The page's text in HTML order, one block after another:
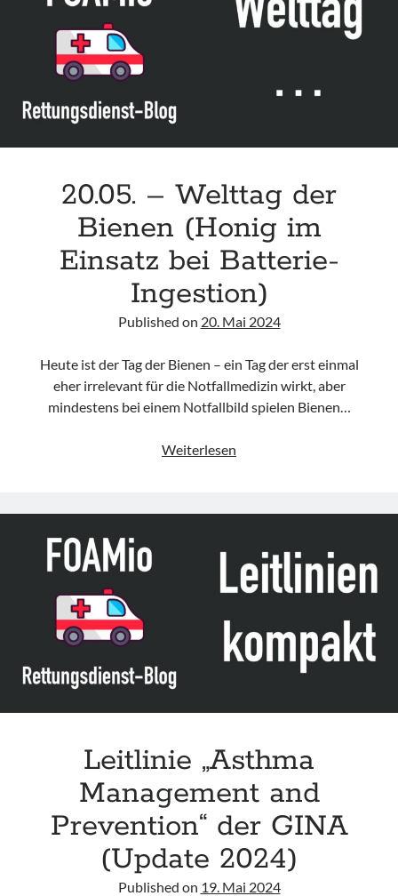
children“
des
20.05. – Welttag der
Bienen (Honig im
Einsatz bei Batterie-
Ingestion)
Published on 20. Mai 2024
Heute ist der Tag der Bienen – ein Tag der erst einmal
eher irrelevant für die Notfallmedizin wirkt, aber
mindestens bei einem Notfallbild spielen Bienen…
Weiterlesen
der
(Honig
im
Einsatz
Batterie-
Ingestion)
Leitlinie „Asthma
Management and
Prevention“ der GINA
(Update 2024)
Published on 19. Mai 2024